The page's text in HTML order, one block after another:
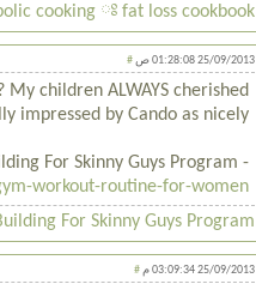
cooking ཿ fat loss cookbook
25/09/2013 01:28:08 ص #
children ALWAYS cherished
impressed by Cando as nicely.
For Skinny Guys Program -
workout-routine-for-women
For Skinny Guys Program
25/09/2013 03:09:34 م #